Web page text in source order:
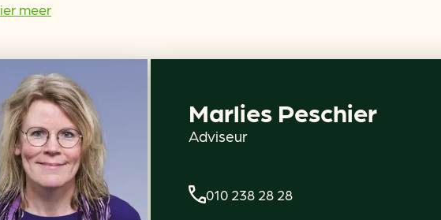
meer
Marlies Peschier
Adviseur
010 238 28 28